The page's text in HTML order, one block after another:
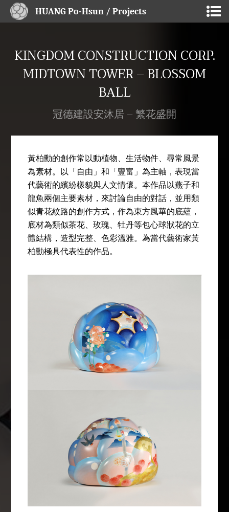
HUANG Po-Hsun / Projects
KINGDOM CONSTRUCTION CORP.
MIDTOWN TOWER – BLOSSOM
BALL
冠德建設安沐居 – 繁花盛開
黃柏勳的創作常以動植物、生活物件、尋常風景
為素材。以「自由」和「豐富」為主軸，表現當
代藝術的繽紛樣貌與人文情懷。本作品以燕子和
龍魚兩個主要素材，來討論自由的對話，並用類
似青花紋路的創作方式，作為東方風華的底蘊，
底材為類似茶花、玫瑰、牡丹等包心球狀花的立
體結構，造型完整、色彩溫雅。為當代藝術家黃
柏勳極具代表性的作品。